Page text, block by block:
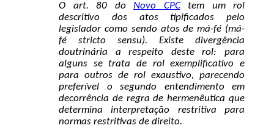
O art. 80 do Novo CPCtem um rol
descritivo dos atos tipificados pelo
legislador como sendo atos de má-fé (má-
fé stricto sensu). Existe divergência
doutrinária a respeito deste rol: para
alguns se trata de rol exemplificativo e
para outros de rol exaustivo, parecendo
preferível o segundo entendimento em
decorrência de regra de hermenêutica que
determina interpretação restritiva para
normas restritivas de direito.